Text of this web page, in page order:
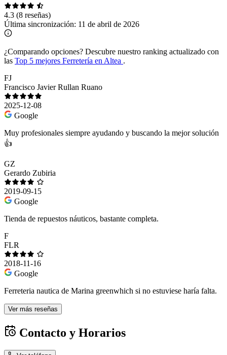
4.3 (8 reseñas)
Última sincronización: 11 de abril de 2026
¿Comparando opciones? Descubre nuestro ranking actualizado con
las Top 5 mejores Ferretería en Altea .
FJ
Francisco Javier Rullan Ruano
2025-12-08
Google
Muy profesionales siempre ayudando y buscando la mejor solución
👍
GZ
Gerardo Zubiria
2019-09-15
Google
Tienda de repuestos náuticos, bastante completa.
F
FLR
2018-11-16
Google
Ferreteria nautica de Marina greenwhich si no estuviese haría falta.
Ver más reseñas
Contacto y Horarios